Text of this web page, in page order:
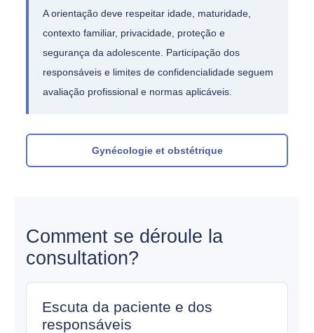
A orientação deve respeitar idade, maturidade,
contexto familiar, privacidade, proteção e
segurança da adolescente. Participação dos
responsáveis e limites de confidencialidade seguem
avaliação profissional e normas aplicáveis.
Gynécologie et obstétrique
Comment se déroule la
consultation?
Escuta da paciente e dos
responsáveis